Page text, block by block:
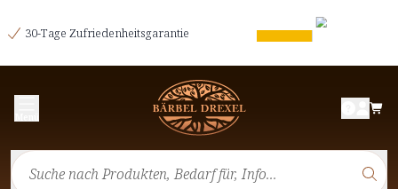
30-Tage Zufriedenheitsgarantie